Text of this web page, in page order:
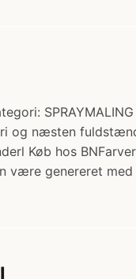
og næsten
Køb hos
være genereret